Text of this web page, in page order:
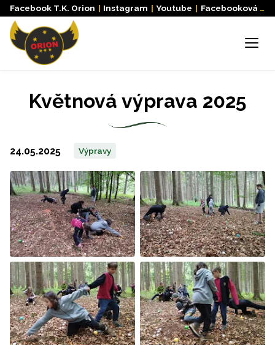
Facebook T.K. Orion | Instagram | Youtube | Facebooková skupina
Menu
Květnová výprava 2025
24.05.2025 Výpravy